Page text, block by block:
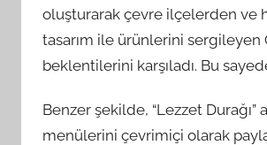
oluşturarak çevre ilçelerden ve
tasarım ile ürünlerini
beklentilerini karşıladı. Bu
Benzer şekilde, “Lezzet
menülerini çevrimiçi olarak